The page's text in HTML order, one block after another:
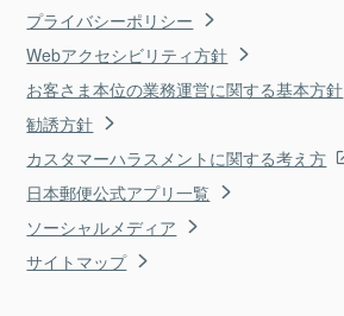
プライバシーポリシー
Webアクセシビリティ方針
お客さま本位の業務運営に関する基本方針
勧誘方針
カスタマーハラスメントに関する考え方
日本郵便公式アプリ一覧
ソーシャルメディア
サイトマップ